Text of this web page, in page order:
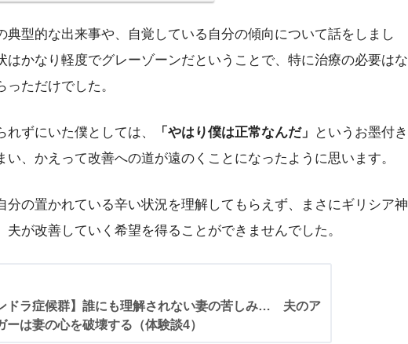
典型的な出来事や、自覚している自分の傾向について話をしまし
はかなり軽度でグレーゾーンだということで、特に治療の必要はな
ただけでした。
ずにいた僕としては、 「やはり僕は正常なんだ」
というお墨付き
い、かえって改善への道が遠のくことになったように思います。
分の置かれている辛い状況を理解してもらえず、まさにギリシア神
が改善していく希望を得ることができませんでした。
ドラ症候群】誰にも理解されない妻の苦しみ… 夫のア
ーは妻の心を破壊する（体験談4）